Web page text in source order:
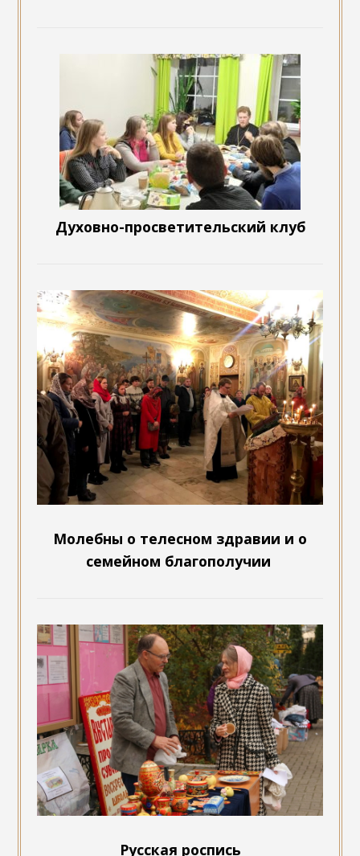
Духовно-просветительский клуб
Молебны о телесном здравии и о
семейном благополучии
Русская роспись